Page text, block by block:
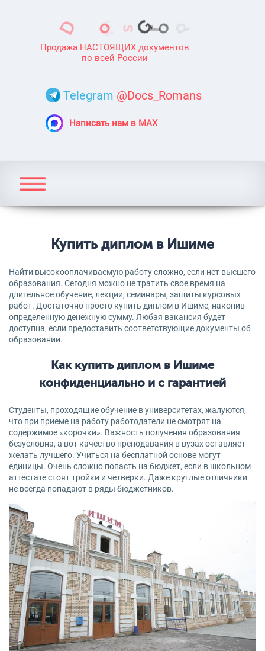
Продажа НАСТОЯЩИХ документов
по всей России
Telegram @Docs_Romans
Написать нам в MAX
Купить диплом в Ишиме
Найти высокооплачиваемую работу сложно, если нет высшего
образования. Сегодня можно не тратить свое время на
длительное обучение, лекции, семинары, защиты курсовых
работ. Достаточно просто купить диплом в Ишиме, накопив
определенную денежную сумму. Любая вакансия будет
доступна, если предоставить соответствующие документы об
образовании.
Как купить диплом в Ишиме
конфиденциально и с гарантией
Студенты, проходящие обучение в университетах, жалуются,
что при приеме на работу работодатели не смотрят на
содержимое «корочки». Важность получения образования
безусловна, а вот качество преподавания в вузах оставляет
желать лучшего. Учиться на бесплатной основе могут
единицы. Очень сложно попасть на бюджет, если в школьном
аттестате стоят тройки и четверки. Даже круглые отличники
не всегда попадают в ряды бюджетников.